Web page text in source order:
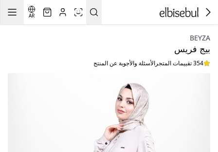
AR
BEYZA
بيج فريس
354 تقييمات المتجر الأسئلة والأجوبة عن المنتج